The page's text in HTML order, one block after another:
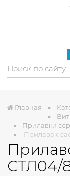
Главная
Прилавки
Прилавок
СТЛ04/